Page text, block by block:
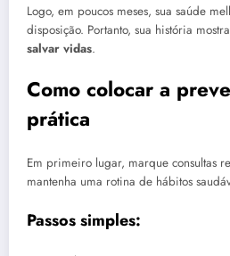
Logo, em poucos meses, sua saúde
disposição. Portanto, sua história
salvar vidas.
Como colocar a
prática
Em primeiro lugar, marque consultas
mantenha uma rotina de hábitos
Passos simples: